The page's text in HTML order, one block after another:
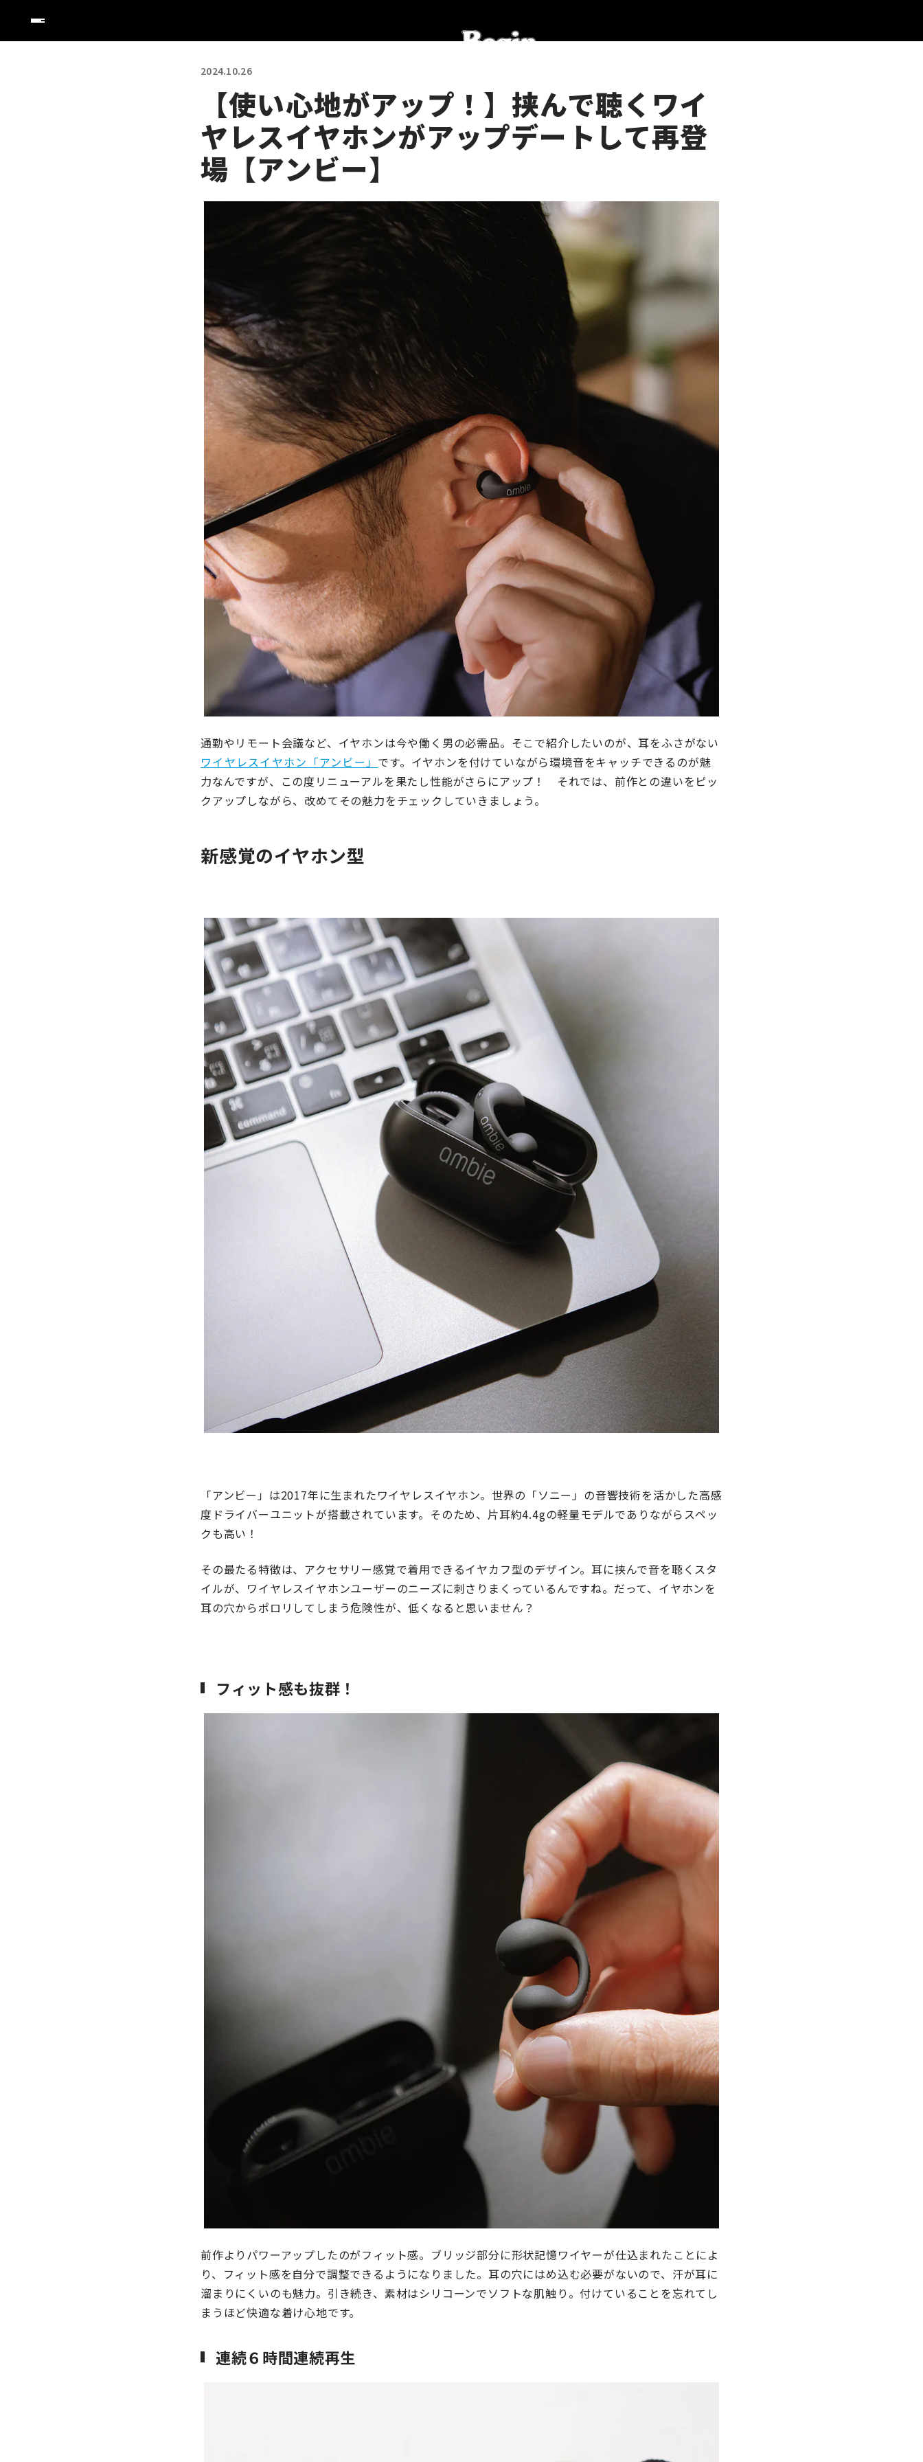
2024.10.26
【使い心地がアップ！】挟んで聴くワイ
ヤレスイヤホンがアップデートして再登
場【アンビー】
通勤やリモート会議など、イヤホンは今や働く男の必需品。そこで紹介したいのが、耳をふさがない
ワイヤレスイヤホン「アンビー」 です。イヤホンを付けていながら環境音をキャッチできるのが魅
力なんですが、この度リニューアルを果たし性能がさらにアップ！ それでは、前作との違いをピッ
クアップしながら、改めてその魅力をチェックしていきましょう。
新感覚のイヤホン型
「アンビー」は2017年に生まれたワイヤレスイヤホン。世界の「ソニー」の音響技術を活かした高感
度ドライバーユニットが搭載されています。そのため、片耳約4.4gの軽量モデルでありながらスペッ
クも高い！
その最たる特徴は、アクセサリー感覚で着用できるイヤカフ型のデザイン。耳に挟んで音を聴くスタ
イルが、ワイヤレスイヤホンユーザーのニーズに刺さりまくっているんですね。だって、イヤホンを
耳の穴からポロリしてしまう危険性が、低くなると思いません？
フィット感も抜群！
前作よりパワーアップしたのがフィット感。ブリッジ部分に形状記憶ワイヤーが仕込まれたことによ
り、フィット感を自分で調整できるようになりました。耳の穴にはめ込む必要がないので、汗が耳に
溜まりにくいのも魅力。引き続き、素材はシリコーンでソフトな肌触り。付けていることを忘れてし
まうほど快適な着け心地です。
連続６時間連続再生